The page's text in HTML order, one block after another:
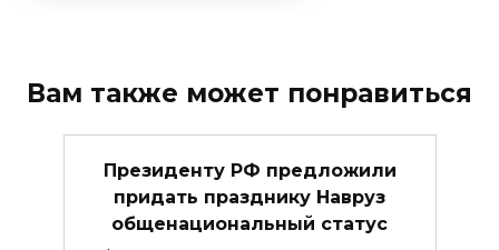
Вам также может понравиться
Президенту РФ предложили
придать празднику Навруз
общенациональный статус